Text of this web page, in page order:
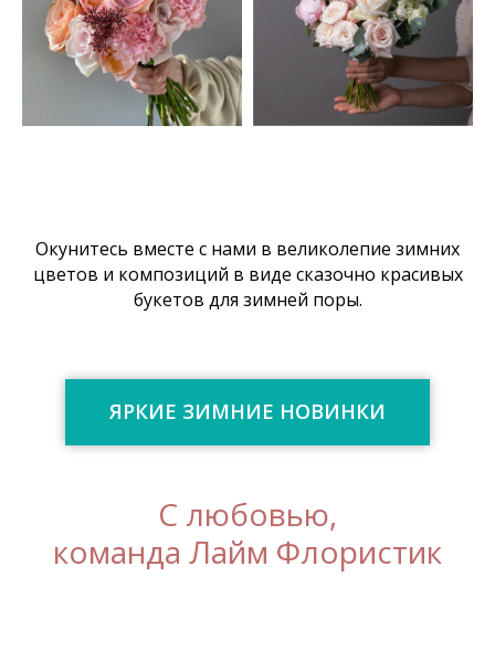
Окунитесь вместе с нами в великолепие зимних
цветов и композиций в виде сказочно красивых
букетов для зимней поры.
ЯРКИЕ ЗИМНИЕ НОВИНКИ
С любовью,
команда Лайм Флористик